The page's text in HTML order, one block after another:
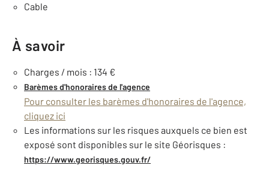
Cable
À savoir
Charges / mois : 134 €
Barèmes d'honoraires de l'agence
Pour consulter les barèmes d'honoraires de l'agence,
cliquez ici
Les informations sur les risques auxquels ce bien est
exposé sont disponibles sur le site Géorisques :
https://www.georisques.gouv.fr/